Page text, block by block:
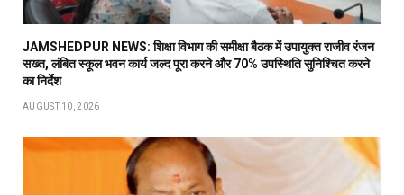
JAMSHEDPUR NEWS: शिक्षा विभाग की समीक्षा बैठक में उपायुक्त राजीव रंजन
सख्त, लंबित स्कूल भवन कार्य जल्द पूरा करने और 70% उपस्थिति सुनिश्चित करने
का निर्देश
AUGUST 10, 2026